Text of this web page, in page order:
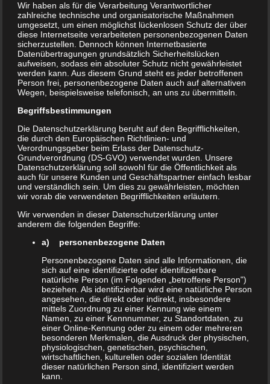
Haftungsausschluss
Inhalt des Onlineangebotes
Der Autor übernimmt keinerlei Gewähr für die
Aktualität, Korrektheit, Vollständigkeit oder
Qualität der bereitgestellten Informationen.
Haftungsansprüche gegen den Autor, welche
sich auf Schäden materieller oder ideeller Art
beziehen, die durch die Nutzung oder
Nichtnutzung der dargebotenen Informationen
bzw. durch die Nutzung fehlerhafter und
unvollständiger Informationen verursacht
wurden, sind grundsätzlich ausgeschlossen,
sofern seitens des Autors kein nachweislich
vorsätzliches oder grob fahrlässiges
Verschulden vorliegt.
Alle Angebote sind freibleibend und
unverbindlich. Der Autor behält es sich
Wir haben als für die Verarbeitung Verantwortlicher
zahlreiche technische und organisatorische Maßnahmen
umgesetzt, um einen möglichst lückenlosen Schutz der über
diese Internetseite verarbeiteten personenbezogenen Daten
sicherzustellen. Dennoch können Internetbasierte
Datenübertragungen grundsätzlich Sicherheitslücken
aufweisen, sodass ein absoluter Schutz nicht gewährleistet
werden kann. Aus diesem Grund steht es jeder betroffenen
Person frei, personenbezogene Daten auch auf alternativen
Wegen, beispielsweise telefonisch, an uns zu übermitteln.
Begriffsbestimmungen
Die Datenschutzerklärung beruht auf den Begrifflichkeiten,
die durch den Europäischen Richtlinien- und
Verordnungsgeber beim Erlass der Datenschutz-
Grundverordnung (DS-GVO) verwendet wurden. Unsere
Datenschutzerklärung soll sowohl für die Öffentlichkeit als
auch für unsere Kunden und Geschäftspartner einfach lesbar
und verständlich sein. Um dies zu gewährleisten, möchten
wir vorab die verwendeten Begrifflichkeiten erläutern.
Wir verwenden in dieser Datenschutzerklärung unter
anderem die folgenden Begriffe:
a) personenbezogene Daten
Personenbezogene Daten sind alle Informationen, die
sich auf eine identifizierte oder identifizierbare
natürliche Person (im Folgenden „betroffene Person")
beziehen. Als identifizierbar wird eine natürliche Person
angesehen, die direkt oder indirekt, insbesondere
mittels Zuordnung zu einer Kennung wie einem
Namen, zu einer Kennnummer, zu Standortdaten, zu
einer Online-Kennung oder zu einem oder mehreren
besonderen Merkmalen, die Ausdruck der physischen,
physiologischen, genetischen, psychischen,
wirtschaftlichen, kulturellen oder sozialen Identität
dieser natürlichen Person sind, identifiziert werden
kann.